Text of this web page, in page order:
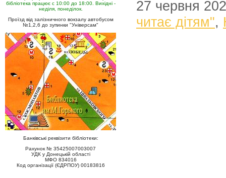
бібліотека працює с 10:00 до 18:00. Вихідні -
неділя, понеділок.
Проїзд від залізничного вокзалу автобусом
№1,2,6 до зупинки "Універсам"
Банківські реквізити бібліотеки:
Рахунок № 35425007003007
УДК у Донецькій області
МФО 834016
Код організації (ЄДРПОУ) 00183816
27 червня
читає дітям",